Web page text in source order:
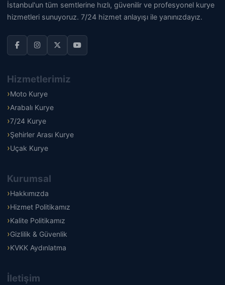
İstanbul'un tüm semtlerine hızlı, güvenilir ve profesyonel kurye
hizmetleri sunuyoruz. 7/24 hizmet anlayışı ile yanınızdayız.
Hizmetlerimiz
Moto Kurye
Arabalı Kurye
7/24 Kurye
Şehirler Arası Kurye
Uçak Kurye
Kurumsal
Hakkımızda
Hizmet Politikamız
Kalite Politikamız
Gizlilik & Güvenlik
KVKK Aydınlatma
İletişim